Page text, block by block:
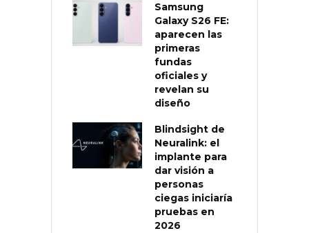
Samsung
Galaxy S26 FE:
aparecen las
primeras
fundas
oficiales y
revelan su
diseño
Blindsight de
Neuralink: el
implante para
dar visión a
personas
ciegas iniciaría
pruebas en
2026